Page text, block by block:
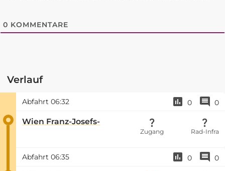
0 KOMMENTARE
Verlauf
Abfahrt 06:32 0 0
Wien Franz-Josefs-
Zugang Rad-Infra
Abfahrt 06:35 0 0